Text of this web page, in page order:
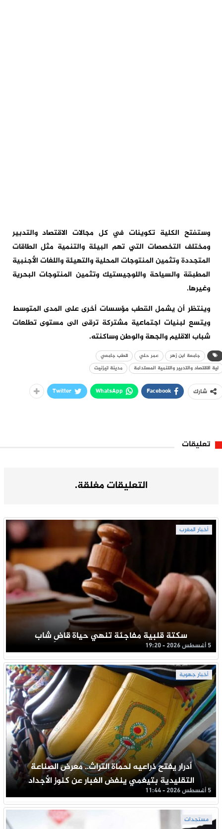
وستفتح الكلية تكوينات في كل مجالات الاقتصاد والتدبير
ومختلف التخصصات التي تهم البيئة والتنمية مثل الطاقات
المتجددة وتثمين المنتوجات المحلية والتهيئة واللغات الأجنبية
المطبقة والسياحة واللوجيستيك وتثمين المنتوجات البحرية
وغيرها.
وينتظر أن يشمل القطب مؤسسات أخرى على المدى المتوسط
ويتسع لبنيات اجتماعية مشتركة ترقى الى مستوى تطلعات
شباب الاقليم والجهة والوطن وساكنته.
جامعة ابن زهر عمر حلي
قطب جامعي
لية الاقتصاد والتدبير والتنمية المستدامة
مدينة تيزنيت
شارك Facebook
WhatsApp
Twitter
تعليقات
التعليقات مغلقة.
أخبار المغرب
سكتة قلبية مفاجئة تنهي حياة قاضِ شاب
5 أغسطس 2026 - 19:20
أخبار جهوية
أدرار يفتح ذراعيه لحماة التراث.. معرض الصناعة
التقليدية بتيغمي ينفض الغبار عن كنوز الأجداد
5 أغسطس 2026 - 11:44
مستجدات